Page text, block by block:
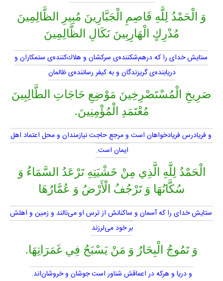
وَ الْحَمْدُ لِلَّهِ قَاصِمِ الْجَبَّارِينَ مُبِيرِ الظَّالِمِينَ
مُدْرِكٍ الْهَارِبِينَ نَكَالِ الظَّالِمِينَ
ستايش خداى را كه درهم‌شكننده‌ى سركشان و هلاك‌كننده‌ى ستمكاران و
دريابنده‌ى گريزندگان و به كيفر رساننده‌ى ظالمان
صَرِيخِ الْمُسْتَصْرِخِينَ مَوْضِعِ حَاجَاتِ الطَّالِبِينَ
مُعْتَمَدِ الْمُؤْمِنِينَ.
و فريادرس فريادخواهان است و مرجع حاجت نيازمندان و محل اعتماد اهل
ايمان است.
الْحَمْدُ لِلَّهِ الَّذِي مِنْ خَشْيَتِهِ تَرْعَدُ السَّمَاءُ وَ
سُكَّانُهَا وَ تَرْجُفُ الْأَرْضُ وَ عُمَّارُهَا
ستايش خداى را كه آسمان و ساكنانش از ترس او مى‌نالند و زمين و اهلش
بر خود مى‌لرزند
وَ تَمُوجُ الْبِحَارُ وَ مَنْ يَسْبَحُ فِي غَمَرَاتِهَا.
و دريا و هركه در اعماقش شناور است جوشان و خروشان‌اند.